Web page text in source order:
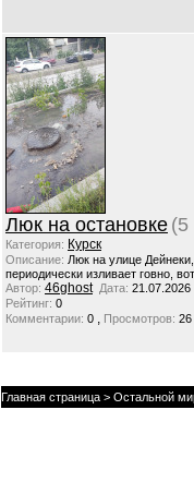
Люк на остановке (5
Категория: Курск
Описание: Люк на улице
периодически изливает говно,
Автор: 46ghost Дата: 21.07.2026
Рейтинг: 0
Комментарии: 0 , Просмотров: 26
Главная страница > Остальной